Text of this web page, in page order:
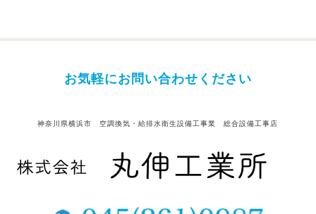
お気軽にお問い合わせください
神奈川県横浜市 空調換気・給排水衛生設備工事業 総合設備工事店